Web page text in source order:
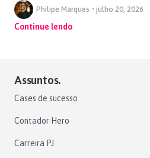
Philipe Marques • julho 20, 2026
Continue lendo
Assuntos.
Cases de sucesso
Contador Hero
Carreira PJ